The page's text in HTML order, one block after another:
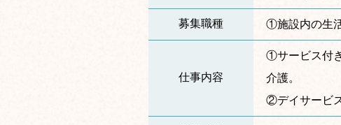
募集職種 ①施設内の生
仕事内容
①サービス付
介護。
②デイサービ